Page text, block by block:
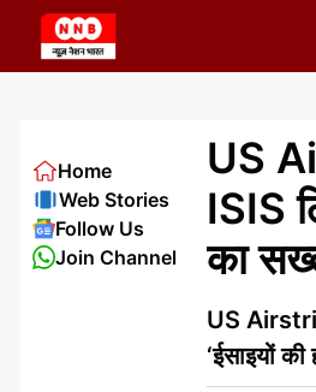
content
US
ISIS
का
US
‘ईसाइयों की
Home
Web Stories
Follow Us
Join Channel